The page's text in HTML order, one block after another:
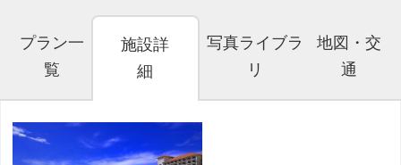
プラン一
覧
施設詳
細
写真ライブラ
リ
地図・交
通